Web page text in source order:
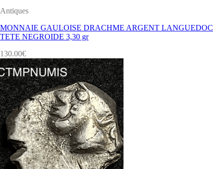
Antiques
MONNAIE GAULOISE DRACHME ARGENT LANGUEDOC
TETE NEGROIDE 3,30 gr
130.00€